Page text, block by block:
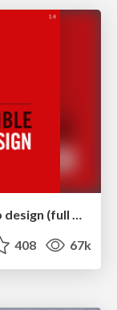
Fashionably flexible responsive web design (full day workshop)
408 67k